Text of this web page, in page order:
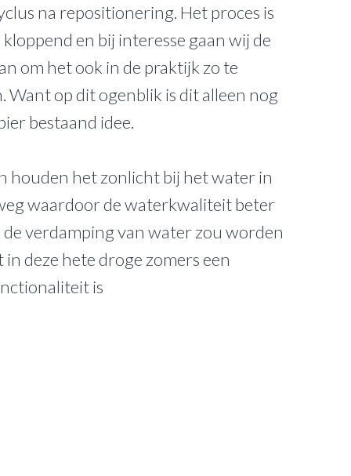
na repositionering. Het proces is
en bij interesse gaan wij de
om het ook in de praktijk zo te
Want op dit ogenblik is dit alleen nog
bestaand idee.
houden het zonlicht bij het water in
waardoor de waterkwaliteit beter
verdamping van water zou worden
deze hete droge zomers een
is